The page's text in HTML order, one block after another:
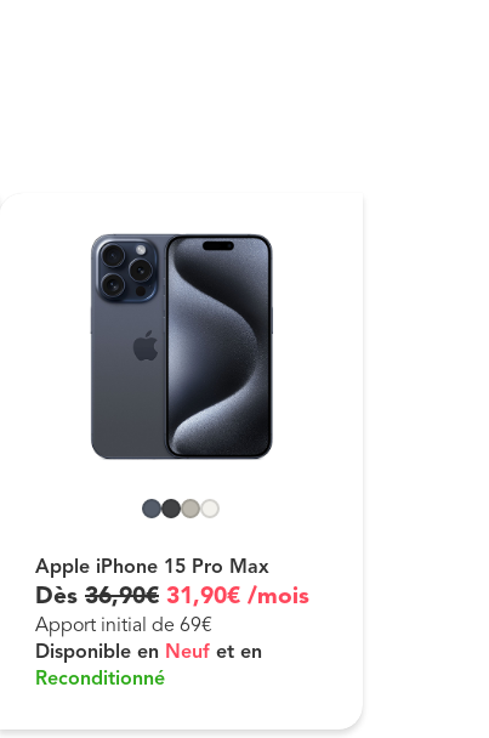
Apple iPhone 15 Pro Max
Dès 36,90€ 31,90€ /mois
Apport initial de 69€
Disponible en Neuf et en
Reconditionné